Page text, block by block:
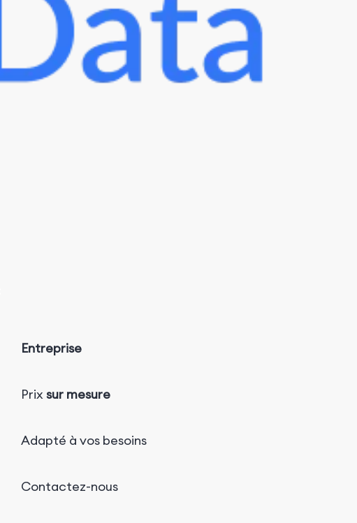
Entreprise
Prix sur mesure
Adapté à vos besoins
Contactez-nous